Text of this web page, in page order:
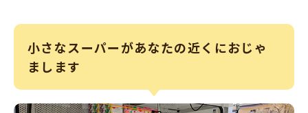
小さなスーパーがあなたの近くにおじゃ
まします